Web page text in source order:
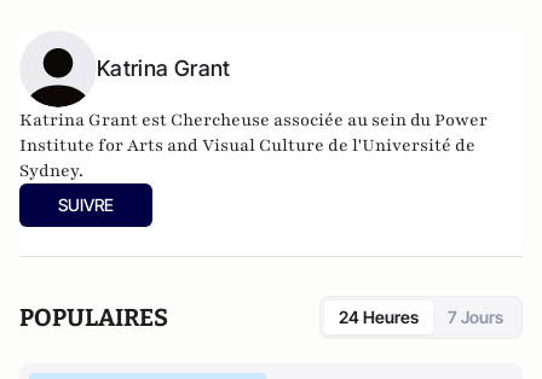
Katrina Grant
Katrina Grant est Chercheuse associée au sein du Power
Institute for Arts and Visual Culture de l'Université de
Sydney.
SUIVRE
POPULAIRES 24 Heures 7 Jours